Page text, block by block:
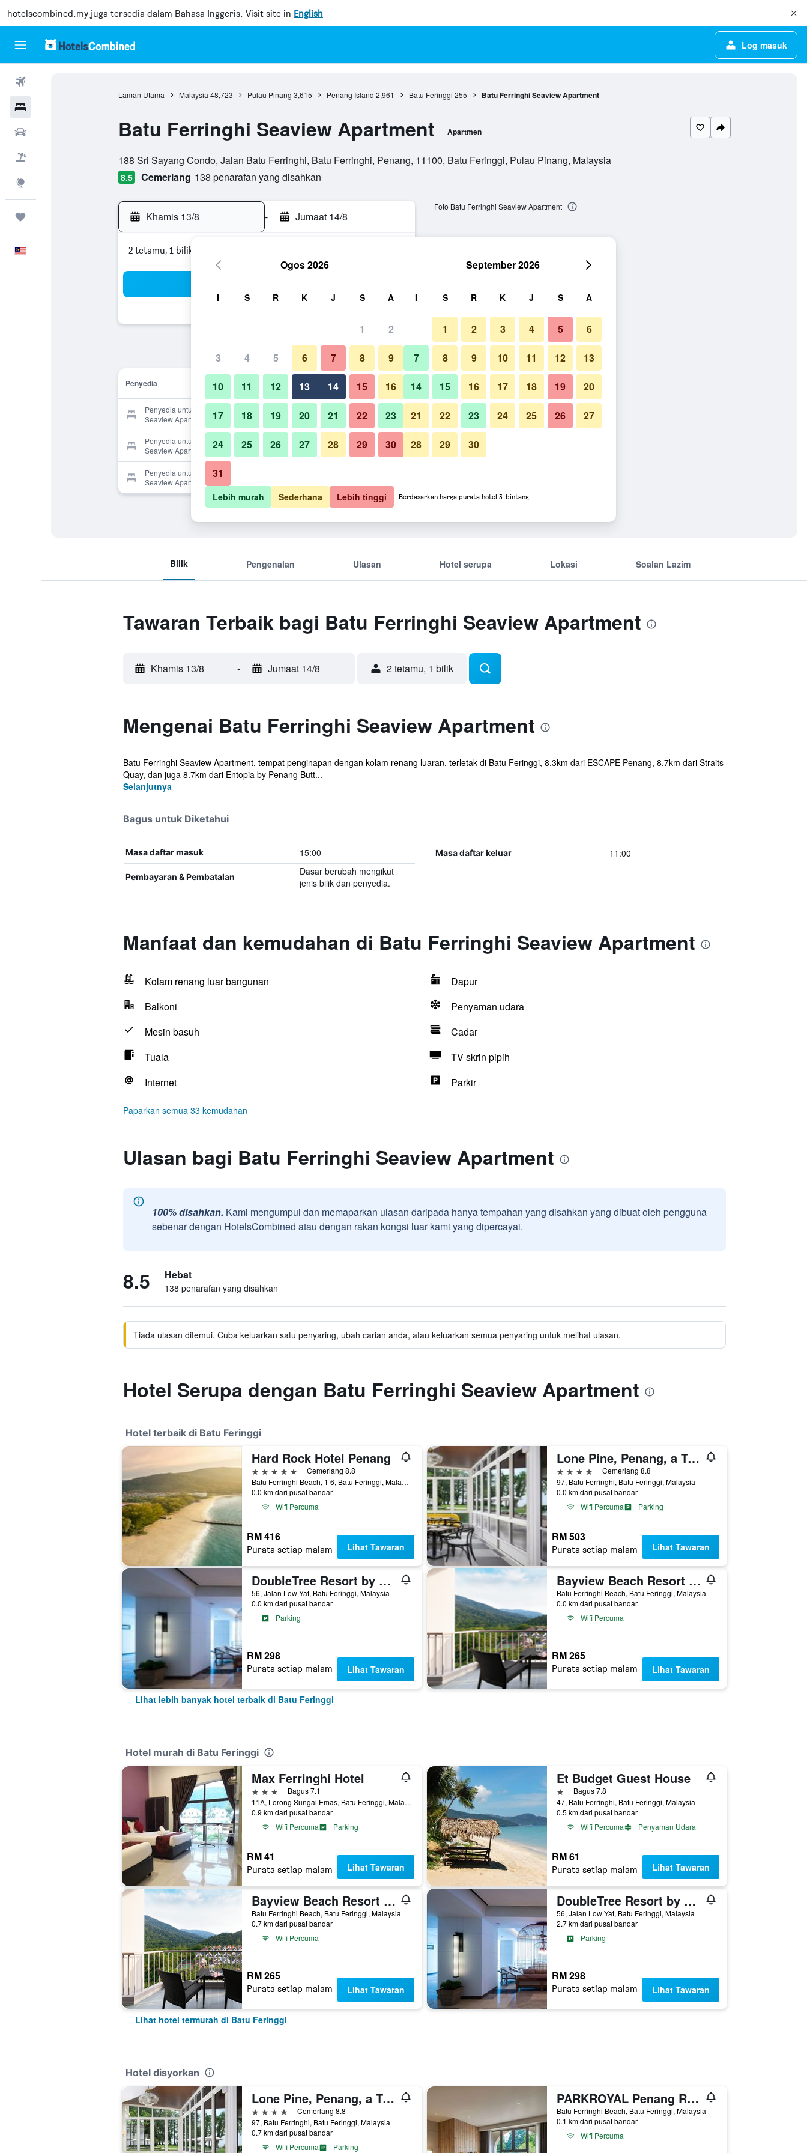
hotelscombined.my juga tersedia dalam Bahasa Inggeris. Visit site in English
Log masuk
Laman Utama Malaysia 48,723 Pulau Pinang 3,615 Penang Island 2,961 Batu Feringgi 255 Batu Ferringhi Seaview Apartment
Batu Ferringhi Seaview Apartment Apartmen
188 Sri Sayang Condo, Jalan Batu Ferringhi, Batu Ferringhi, Penang, 11100, Batu Feringgi, Pulau Pinang, Malaysia
8.5 Cemerlang 138 penarafan yang disahkan
Khamis 13/8 - Jumaat 14/8
2 tetamu, 1 bilik
Penyedia
Penyedia untuk Batu Ferringhi
Seaview Apartment
Paparkan Harga
Penyedia untuk Batu Ferringhi
Seaview Apartment
Paparkan Harga
Penyedia untuk Batu Ferringhi
Seaview Apartment
Foto Batu Ferringhi Seaview Apartment
Bilik Pengenalan Ulasan Hotel serupa Lokasi Soalan Lazim
Tawaran Terbaik bagi Batu Ferringhi Seaview Apartment
Khamis 13/8 - Jumaat 14/8 2 tetamu, 1 bilik
Mengenai Batu Ferringhi Seaview Apartment
Batu Ferringhi Seaview Apartment, tempat penginapan dengan kolam renang luaran, terletak di Batu Feringgi, 8.3km dari ESCAPE Penang, 8.7km dari Straits
Quay, dan juga 8.7km dari Entopia by Penang Butt...
Selanjutnya
Bagus untuk Diketahui
Masa daftar masuk 15:00 Masa daftar keluar 11:00
Pembayaran & Pembatalan
Dasar berubah mengikut
jenis bilik dan penyedia.
Manfaat dan kemudahan di Batu Ferringhi Seaview Apartment
Kolam renang luar bangunan
Dapur
Balkoni
Penyaman udara
Mesin basuh
Cadar
Tuala
TV skrin pipih
Internet
Parkir
Paparkan semua 33 kemudahan
Ulasan bagi Batu Ferringhi Seaview Apartment
100% disahkan. Kami mengumpul dan memaparkan ulasan daripada hanya tempahan yang disahkan yang dibuat oleh pengguna
sebenar dengan HotelsCombined atau dengan rakan kongsi luar kami yang dipercayai.
8.5 Hebat
138 penarafan yang disahkan
Tiada ulasan ditemui. Cuba keluarkan satu penyaring, ubah carian anda, atau keluarkan semua penyaring untuk melihat ulasan.
Hotel Serupa dengan Batu Ferringhi Seaview Apartment
Hotel terbaik di Batu Feringgi
Hard Rock Hotel Penang
5 bintang
Cemerlang 8.8
Batu Ferringhi Beach, 1 6, Batu Feringgi, Malaysia
0.0 km dari pusat bandar
Wifi Percuma
RM 416
Purata setiap malam Lihat Tawaran
Lone Pine, Penang, a Tribute Portfolio Resort
4 bintang
Cemerlang 8.8
97, Batu Ferringhi, Batu Feringgi, Malaysia
0.0 km dari pusat bandar
Wifi Percuma
Parking
RM 503
Purata setiap malam Lihat Tawaran
DoubleTree Resort by Hilton Penang
56, Jalan Low Yat, Batu Feringgi, Malaysia
0.0 km dari pusat bandar
Parking
RM 298
Purata setiap malam Lihat Tawaran
Bayview Beach Resort Penang
Batu Ferringhi Beach, Batu Feringgi, Malaysia
0.0 km dari pusat bandar
Wifi Percuma
RM 265
Purata setiap malam Lihat Tawaran
Lihat lebih banyak hotel terbaik di Batu Feringgi
Hotel murah di Batu Feringgi
Max Ferringhi Hotel
3 bintangBagus 7.1
11A, Lorong Sungai Emas, Batu Feringgi, Malaysia
0.9 km dari pusat bandar
Wifi Percuma
Parking
RM 41
Purata setiap malam Lihat Tawaran
Et Budget Guest House
1 bintang
Bagus 7.8
47, Batu Ferringhi, Batu Feringgi, Malaysia
0.5 km dari pusat bandar
Wifi Percuma
Penyaman Udara
RM 61
Purata setiap malam Lihat Tawaran
Bayview Beach Resort Penang
Batu Ferringhi Beach, Batu Feringgi, Malaysia
0.7 km dari pusat bandar
Wifi Percuma
RM 265
Purata setiap malam Lihat Tawaran
DoubleTree Resort by Hilton Penang
56, Jalan Low Yat, Batu Feringgi, Malaysia
2.7 km dari pusat bandar
Parking
RM 298
Purata setiap malam Lihat Tawaran
Lihat hotel termurah di Batu Feringgi
Hotel disyorkan
Lone Pine, Penang, a Tribute Portfolio Resort
4 bintang
Cemerlang 8.8
97, Batu Ferringhi, Batu Feringgi, Malaysia
0.7 km dari pusat bandar
Wifi Percuma
Parking
PARKROYAL Penang Resort
Batu Ferringhi Beach, Batu Feringgi, Malaysia
0.1 km dari pusat bandar
Wifi Percuma
Ogos 2026
I S R K J S A
1 2
3 4 5 6 7 8 9
10 11 12 13 14 15 16
17 18 19 20 21 22 23
24 25 26 27 28 29 30
31
September 2026
I S R K J S A
1 2 3 4 5 6
7 8 9 10 11 12 13
14 15 16 17 18 19 20
21 22 23 24 25 26 27
28 29 30
Lebih murah Sederhana Lebih tinggi Berdasarkan harga purata hotel 3-bintang.